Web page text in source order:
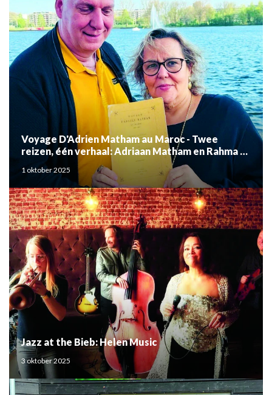
Voyage D'Adrien Matham au Maroc - Twee
reizen, één verhaal: Adriaan Matham en Rahma el
Mouden
1 oktober 2025
Jazz at the Bieb: Helen Music
3 oktober 2025